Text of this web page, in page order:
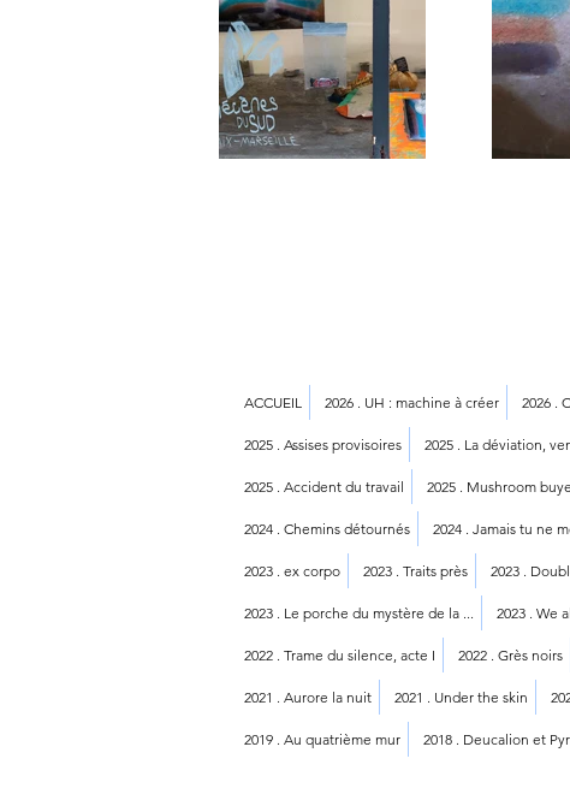
ACCUEIL 2026 . UH : machine à créer 2026 .
2025 . Assises provisoires 2025 . La déviation,
2025 . Accident du travail 2025 . Mushroom
2024 . Chemins détournés 2024 . Jamais tu ne
2023 . ex corpo 2023 . Traits près 2023 .
2023 . Le porche du mystère de la ... 2023 . We
2022 . Trame du silence, acte I 2022 . Grès noirs
2021 . Aurore la nuit 2021 . Under the skin
2019 . Au quatrième mur 2018 . Deucalion et